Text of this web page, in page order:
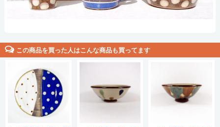
この商品を買った人はこんな商品も買ってます